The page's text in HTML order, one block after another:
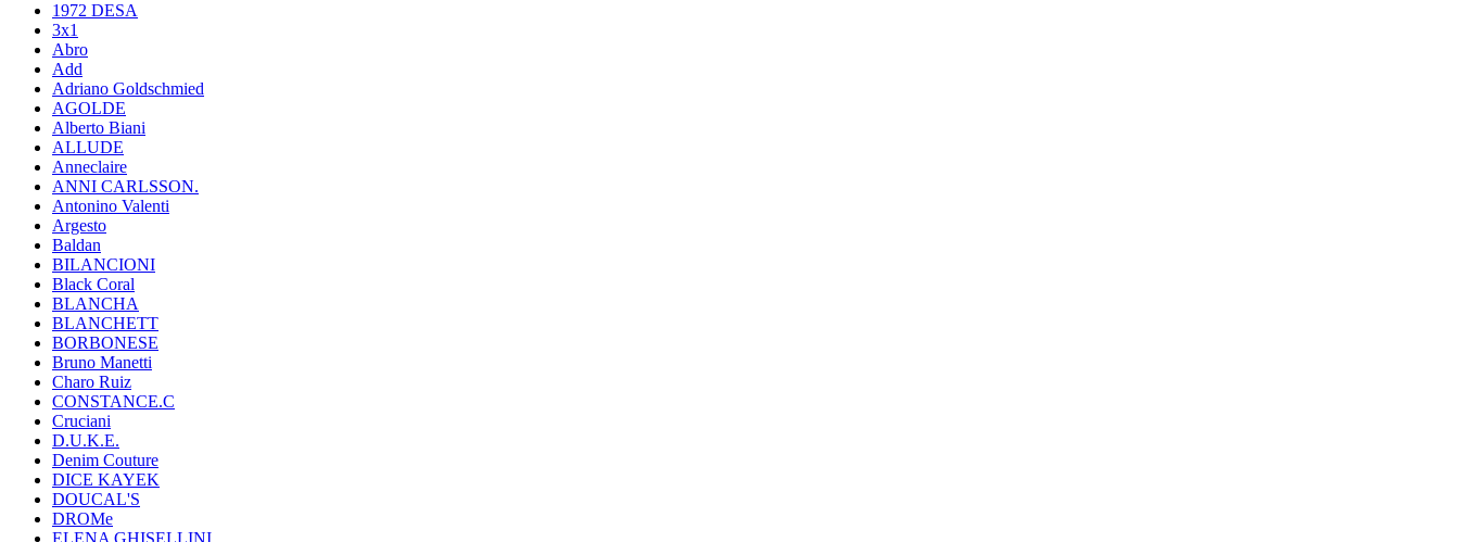
1972 DESA
3x1
Abro
Add
Adriano Goldschmied
AGOLDE
Alberto Biani
ALLUDE
Anneclaire
ANNI CARLSSON.
Antonino Valenti
Argesto
Baldan
BILANCIONI
Black Coral
BLANCHA
BLANCHETT
BORBONESE
Bruno Manetti
Charo Ruiz
CONSTANCE.C
Cruciani
D.U.K.E.
Denim Couture
DICE KAYEK
DOUCAL'S
DROMe
ELENA GHISELLINI